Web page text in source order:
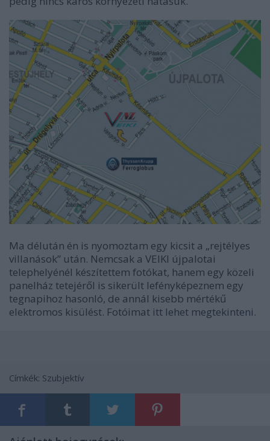
Ma délután én is nyomoztam egy kicsit a „rejtélyes
villanások” után. Nemcsak a VEIKI újpalotai
telephelyénél készítettem fotókat, hanem egy közeli
panelház tetejéről is sikerült lefényképeznem egy
tegnapihoz hasonló, de annál kisebb mértékű
elektromos kisülést. Fotóimat itt lehet megtekinteni.
Címkék: Szubjektív